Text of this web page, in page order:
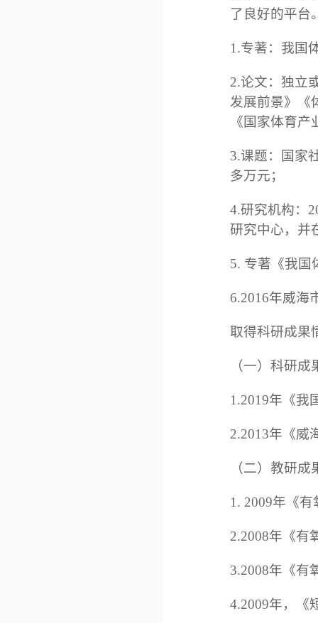
了良好的平台
1.专著：我国
2.论文：独立
发展前景》《
《国家体育
3.课题：国家
多万元；
4.研究机构：
研究中心，并
5. 专著《我国
6.2016年威海
取得科研成果
（一）科研成
1.2019年《我
2.2013年《威
（二）教研成
1. 2009年《
2.2008年《有
3.2008年《有
4.2009年，《